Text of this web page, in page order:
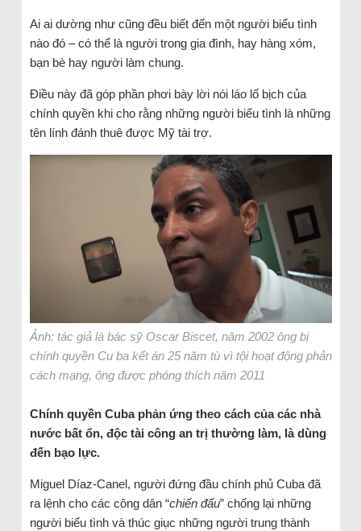
Ai ai dường như cũng đều biết đến một người biểu tình
nào đó – có thể là người trong gia đình, hay hàng xóm,
bạn bè hay người làm chung.
Điều này đã góp phần phơi bày lời nói láo lố bịch của
chính quyền khi cho rằng những người biểu tình là những
tên lính đánh thuê được Mỹ tài trợ.
Ảnh: tác giả là bác sỹ Oscar Biscet, năm 2002 ông bị
chính quyền Cu ba kết án 25 năm tù vì tội hoạt động phản
cách mạng, ông được phóng thích năm 2011
Chính quyền Cuba phản ứng theo cách của các nhà
nước bất ổn, độc tài công an trị thường làm, là dùng
đến bạo lực.
Miguel Díaz-Canel, người đứng đầu chính phủ Cuba đã
ra lệnh cho các công dân “chiến đấu” chống lại những
người biểu tình và thúc giục những người trung thành